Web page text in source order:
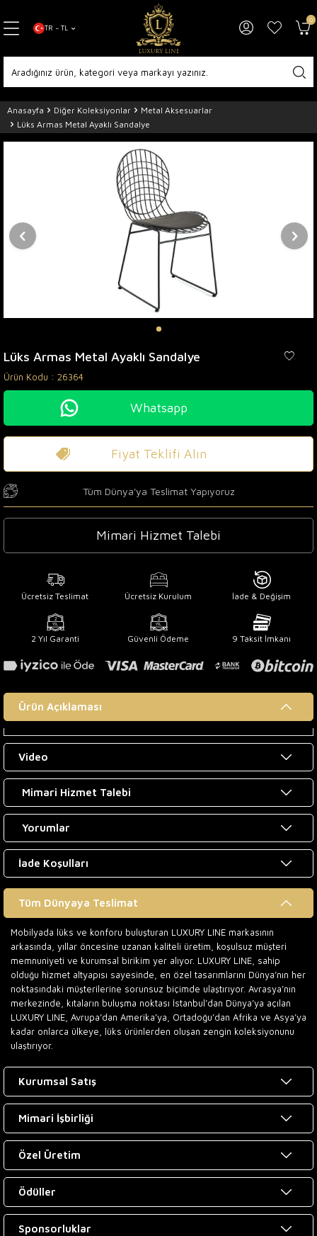
TR − TL
0
Anasayfa Diğer Koleksiyonlar
Metal Aksesuarlar
Lüks Armas Metal Ayaklı Sandalye
Lüks Armas Metal Ayaklı Sandalye
Ürün Kodu : 26364
Whatsapp
Fiyat Teklifi Alın
Tüm Dünya'ya Teslimat Yapıyoruz
Mimari Hizmet Talebi
Ücretsiz Teslimat Ücretsiz Kurulum İade & Değişim
2 Yıl Garanti Güvenli Ödeme 9 Taksit İmkanı
Ürün Açıklaması
Video
Mimari Hizmet Talebi
Yorumlar
İade Koşulları
Tüm Dünyaya Teslimat
Mobilyada lüks ve konforu buluşturan LUXURY LINE markasının
arkasında, yıllar öncesine uzanan kaliteli üretim, koşulsuz müşteri
memnuniyeti ve kurumsal birikim yer alıyor. LUXURY LINE, sahip
olduğu hizmet altyapısı sayesinde, en özel tasarımlarını Dünya’nın her
noktasındaki müşterilerine sorunsuz biçimde ulaştırıyor. Avrasya’nın
merkezinde, kıtaların buluşma noktası İstanbul’dan Dünya’ya açılan
LUXURY LINE, Avrupa’dan Amerika’ya, Ortadoğu’dan Afrika ve Asya’ya
kadar onlarca ülkeye, lüks ürünlerden oluşan zengin koleksiyonunu
ulaştırıyor.
Kurumsal Satış
Mimari İşbirliği
Özel Üretim
Ödüller
Sponsorluklar